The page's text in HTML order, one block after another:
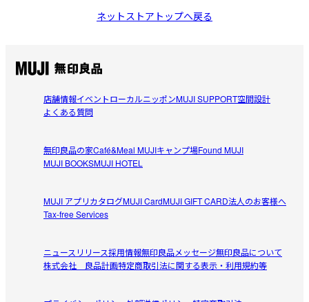
ネットストアトップへ戻る
店舗情報イベントローカルニッポンMUJI SUPPORT空間設計
よくある質問
無印良品の家Café&Meal MUJIキャンプ場Found MUJI
MUJI BOOKSMUJI HOTEL
MUJI アプリカタログMUJI CardMUJI GIFT CARD法人のお客様へ
Tax-free Services
ニュースリリース採用情報無印良品メッセージ無印良品について
株式会社 良品計画特定商取引法に関する表示・利用規約等